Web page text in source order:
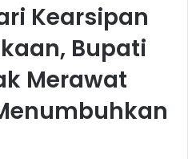
Kearsipan
Bupati
Merawat